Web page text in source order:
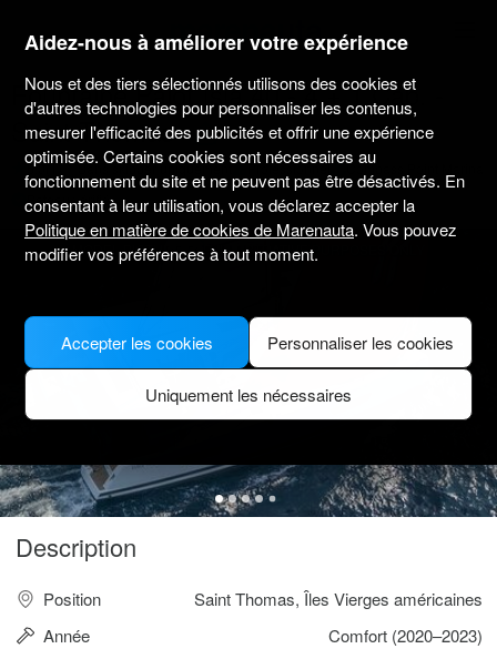
marenauta
Fountaine Pajot Isla 40 - 4 + 1 Cab. -
Saint Thomas
5.0(1) Sans skipper uniquement Professionnel
Compass Point Marina
Bateau vérifié
MODEL PICTURE FOR ILLUSTRATIVE PURPOSES ONLY
Description
Position
Saint Thomas, Îles Vierges américaines
Année
Comfort (2020–2023)
Aidez-nous à améliorer votre expérience
Nous et des tiers sélectionnés utilisons des cookies et
d'autres technologies pour personnaliser les contenus,
mesurer l'efficacité des publicités et offrir une expérience
optimisée. Certains cookies sont nécessaires au
fonctionnement du site et ne peuvent pas être désactivés. En
consentant à leur utilisation, vous déclarez accepter la
Politique en matière de cookies de Marenauta. Vous pouvez
modifier vos préférences à tout moment.
Personnaliser les cookies
Uniquement les nécessaires
Accepter les cookies